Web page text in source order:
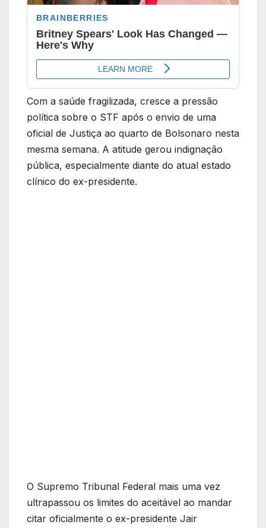
Com a saúde fragilizada, cresce a pressão
política sobre o STF após o envio de uma
oficial de Justiça ao quarto de Bolsonaro nesta
mesma semana. A atitude gerou indignação
pública, especialmente diante do atual estado
clínico do ex-presidente.
O Supremo Tribunal Federal mais uma vez
ultrapassou os limites do aceitável ao mandar
citar oficialmente o ex-presidente Jair